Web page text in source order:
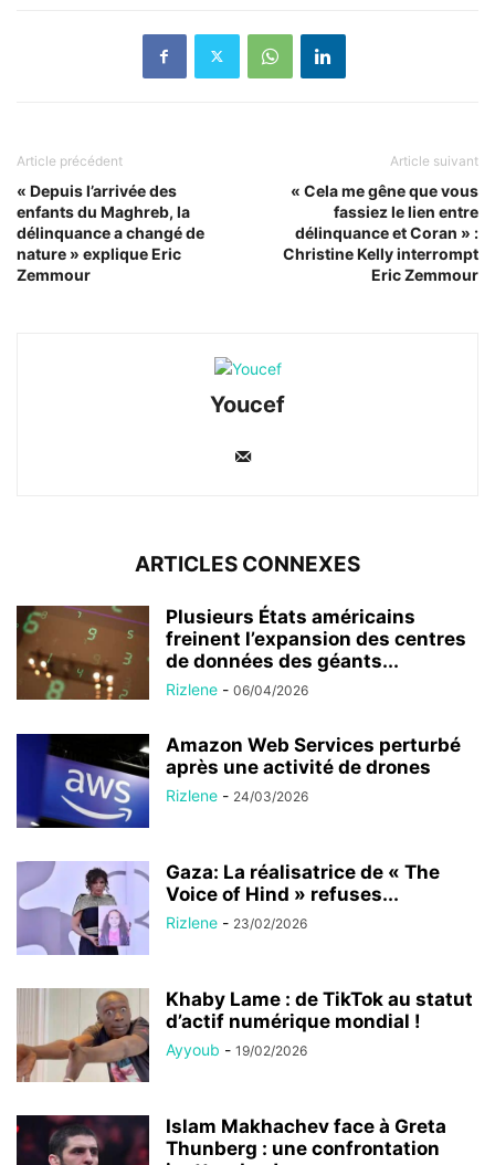
Article précédent
« Depuis l’arrivée des
enfants du Maghreb, la
délinquance a changé de
nature » explique Eric
Zemmour
Article suivant
« Cela me gêne que vous
fassiez le lien entre
délinquance et Coran » :
Christine Kelly interrompt
Eric Zemmour
Youcef
ARTICLES CONNEXES
Plusieurs États américains
freinent l’expansion des centres
de données des géants...
Rizlene - 06/04/2026
Amazon Web Services perturbé
après une activité de drones
Rizlene - 24/03/2026
Gaza: La réalisatrice de « The
Voice of Hind » refuses...
Rizlene - 23/02/2026
Khaby Lame : de TikTok au statut
d’actif numérique mondial !
Ayyoub - 19/02/2026
Islam Makhachev face à Greta
Thunberg : une confrontation